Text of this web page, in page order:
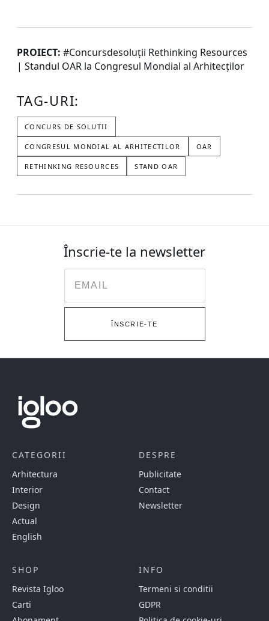
PROIECT: #Concursdesoluții Rethinking Resources
| Standul OAR la Congresul Mondial al Arhitecților
TAG-URI:
CONCURS DE SOLUTII
CONGRESUL MONDIAL AL ARHITECTILOR OAR
RETHINKING RESOURCES STAND OAR
Înscrie-te la newsletter
ÎNSCRIE-TE
CATEGORII
Arhitectura
Interior
Design
Actual
English
DESPRE
Publicitate
Contact
Newsletter
SHOP
Revista Igloo
Carti
INFO
Termeni si conditii
GDPR